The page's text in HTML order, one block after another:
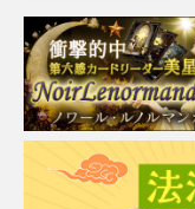
ょう。